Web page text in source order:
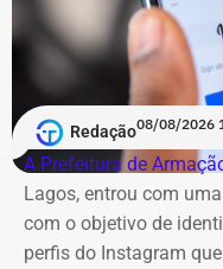
Redação08/08/2026
A Prefeitura de
Lagos, entrou com
com o objetivo de
perfis do Instagram